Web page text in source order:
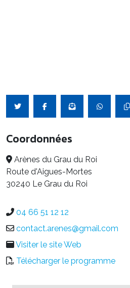
Coordonnées
Arènes du Grau du Roi
Route d'Aigues-Mortes
30240 Le Grau du Roi
04 66 51 12 12
contact.arenes@gmail.com
Visiter le site Web
Télécharger le programme